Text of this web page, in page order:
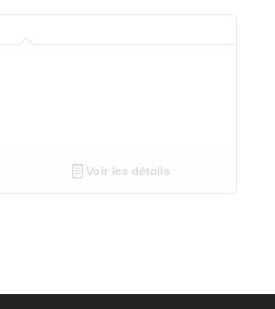
Voir les détails